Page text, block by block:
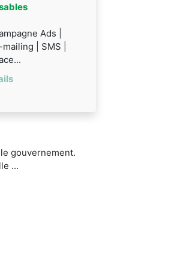
Ads |
| SMS |
gouvernement.
...